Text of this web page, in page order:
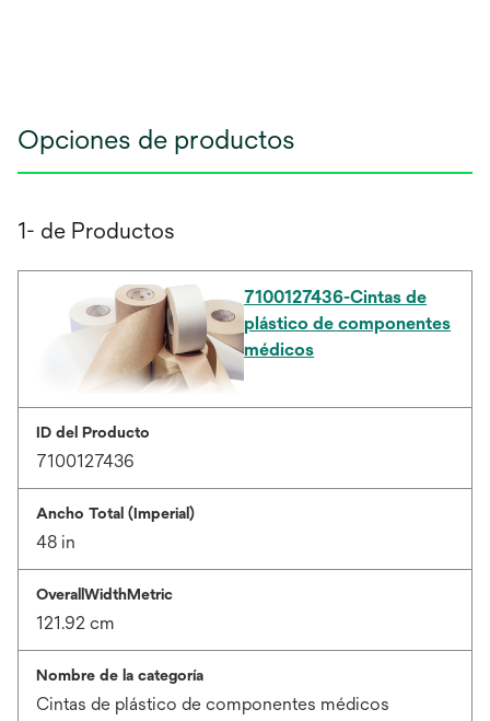
Opciones de productos
1- de Productos
7100127436-Cintas de
plástico de componentes
médicos
ID del Producto
7100127436
Ancho Total (Imperial)
48 in
OverallWidthMetric
121.92 cm
Nombre de la categoría
Cintas de plástico de componentes médicos